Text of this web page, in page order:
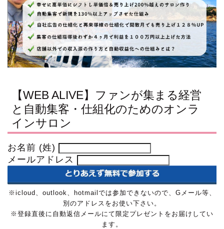
【WEB ALIVE】ファンが集まる経営
と自動集客・仕組化のためのオンラ
インサロン
お名前 (姓)
メールアドレス
※icloud、outlook、hotmailでは参加できないので、Gメール等、
別のアドレスをお使い下さい。
※登録直後に自動返信メールにて限定プレゼントをお届けしてい
ます。